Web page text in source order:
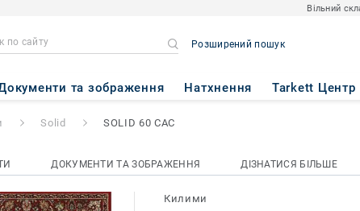
Вільний
Розширений пошук
та зображення Натхнення Tarkett Центр
CAC
Solid SOLID 60 CAC
ДОКУМЕНТИ ТА ЗОБРАЖЕННЯ ДІЗНАТИСЯ БІЛЬШЕ
Килими